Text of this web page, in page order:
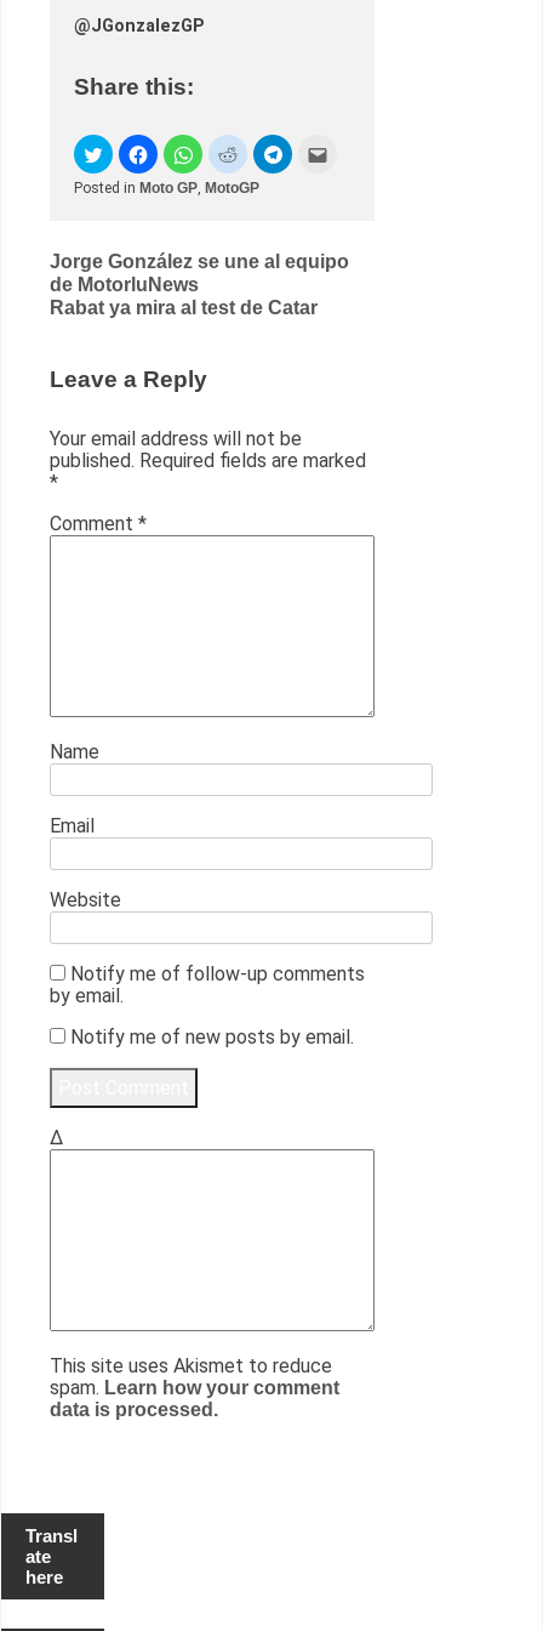
@JGonzalezGP
Share this:
Posted in Moto GP, MotoGP
Post
navigation
Jorge González se une al equipo
de MotorluNews
Rabat ya mira al test de Catar
Leave a Reply
Your email address will not be
published. Required fields are marked
*
Comment *
Name
Email
Website
Notify me of follow-up comments
by email.
Notify me of new posts by email.
Δ
This site uses Akismet to reduce
spam. Learn how your comment
data is processed.
Transl
ate
here